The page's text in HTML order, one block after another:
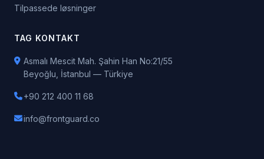
Tilpassede løsninger
TAG KONTAKT
Asmalı Mescit Mah. Şahin Han No:21/55
Beyoğlu, İstanbul — Türkiye
+90 212 400 11 68
info@frontguard.co